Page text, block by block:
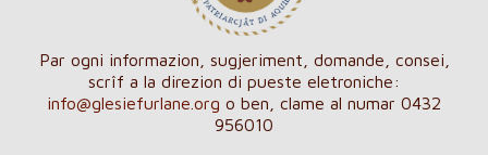
Par ogni informazion, sugjeriment, domande, consei,
scrîf a la direzion di pueste eletroniche:
info@glesiefurlane.org o ben, clame al numar 0432
956010